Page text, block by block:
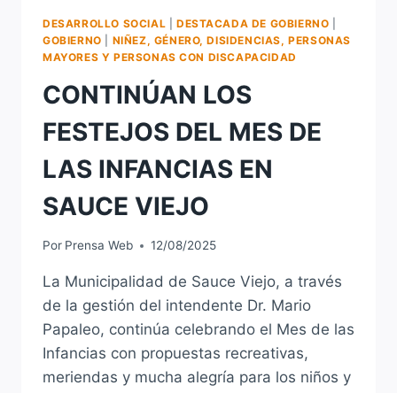
DESARROLLO SOCIAL DESTACADA DE GOBIERNO
GOBIERNO
NIÑEZ, GÉNERO, DISIDENCIAS, PERSONAS
MAYORES Y PERSONAS CON DISCAPACIDAD
CONTINÚAN LOS
FESTEJOS DEL MES DE
LAS INFANCIAS EN
SAUCE VIEJO
Por Prensa Web 12/08/2025
La Municipalidad de Sauce Viejo, a través
de la gestión del intendente Dr. Mario
Papaleo, continúa celebrando el Mes de las
Infancias con propuestas recreativas,
meriendas y mucha alegría para los niños y